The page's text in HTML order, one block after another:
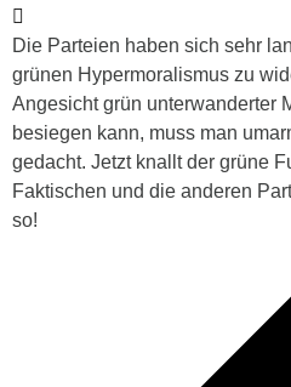
Die Parteien haben sich sehr
grünen Hypermoralismus zu
Angesicht grün unterwanderter
besiegen kann, muss man
gedacht. Jetzt knallt der grüne
Faktischen und die anderen
so!